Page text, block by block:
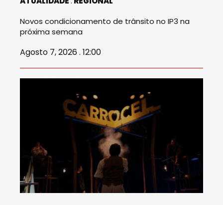
Novos condicionamento de trânsito no IP3 na
próxima semana
Agosto 7, 2026 . 12:00